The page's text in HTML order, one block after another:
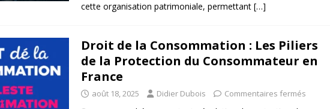
cette organisation patrimoniale, permettant […]
Droit de la Consommation : Les Piliers
de la Protection du Consommateur en
France
août 18, 2025 Didier Dubois Commentaires fermés